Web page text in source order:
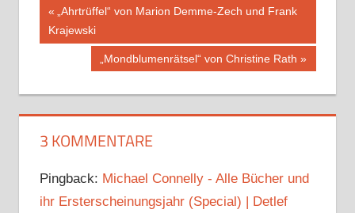
Beitragsnavigation
Vorheriger
Beitrag:
„Ahrtrüffel“ von Marion Demme-Zech und Frank
Krajewski
Nächster
„Mondblumenrätsel“ von Christine Rath
3 KOMMENTARE
Pingback: Michael Connelly - Alle Bücher und
ihr Ersterscheinungsjahr (Special) | Detlef